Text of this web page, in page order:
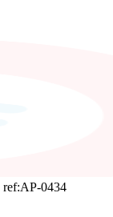
ref:AP-0434